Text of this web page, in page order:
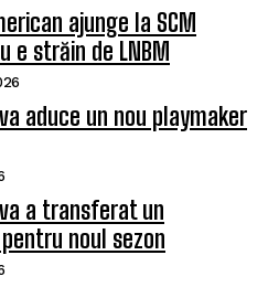
ajunge la SCM
e străin de LNBM
aduce un nou playmaker
a transferat un
noul sezon